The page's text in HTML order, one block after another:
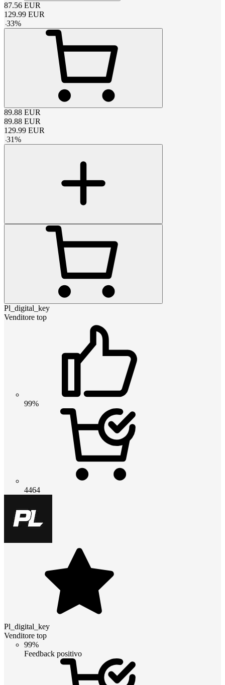
87.56 EUR
129.99 EUR
-33%
89.88 EUR
89.88 EUR
129.99 EUR
-31%
Pl_digital_key
Venditore top
99%
4464
Pl_digital_key
Venditore top
99%
Feedback positivo